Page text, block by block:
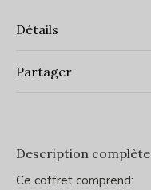
Détails
Partager
Description complète
Ce coffret comprend: